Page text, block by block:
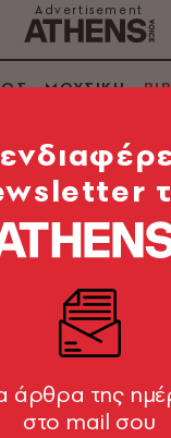
ΜΟΥΣΙΚΗ
ΒΙΒΛΙΟΥ
άρθρα της
στο mail σου